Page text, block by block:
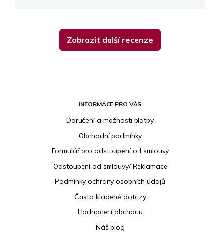
Zobrazit další recenze
INFORMACE PRO VÁS
Doručení a možnosti platby
Obchodní podmínky
Formulář pro odstoupení od smlouvy
Odstoupení od smlouvy/ Reklamace
Podmínky ochrany osobních údajů
Často kladené dotazy
Hodnocení obchodu
Náš blog